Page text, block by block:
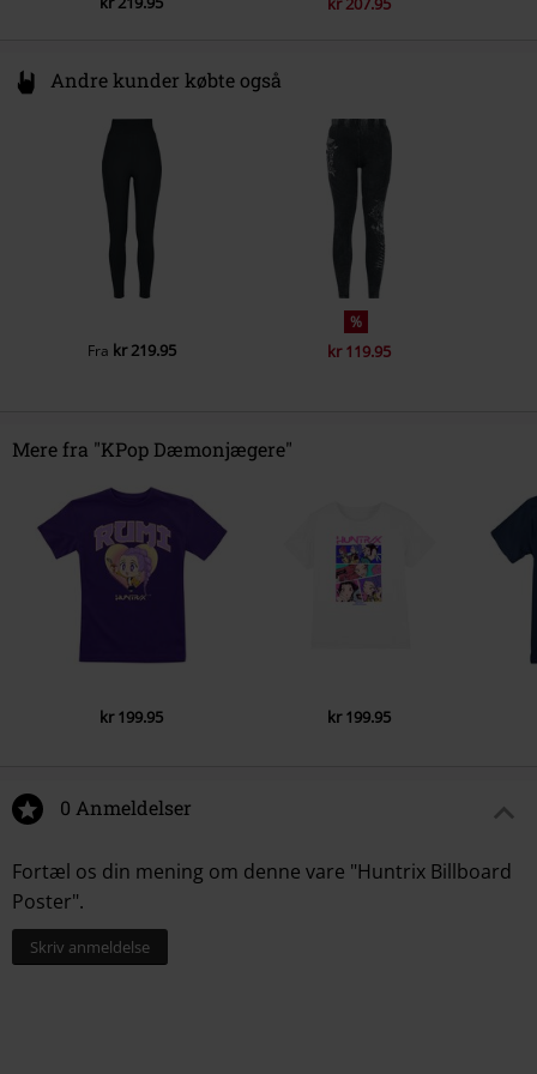
Andre kunder købte også
Fra kr 219.95
%
kr 119.95
Mere fra "KPop Dæmonjægere"
kr 199.95 kr 199.95
0 Anmeldelser
Fortæl os din mening om denne vare "Huntrix Billboard
Poster".
Skriv anmeldelse